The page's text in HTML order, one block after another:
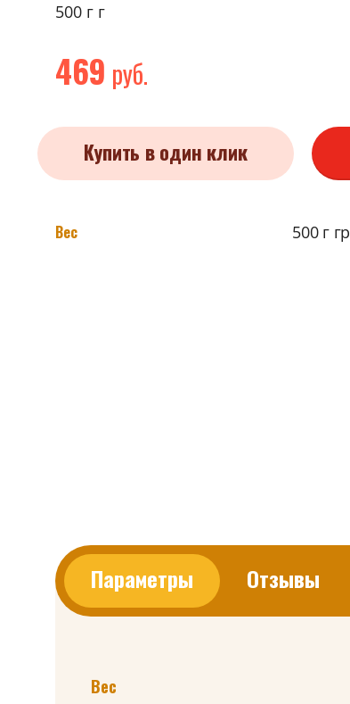
500 г г
469 руб.
Купить в один клик
Вес 500 г гр
Параметры Отзывы
Вес